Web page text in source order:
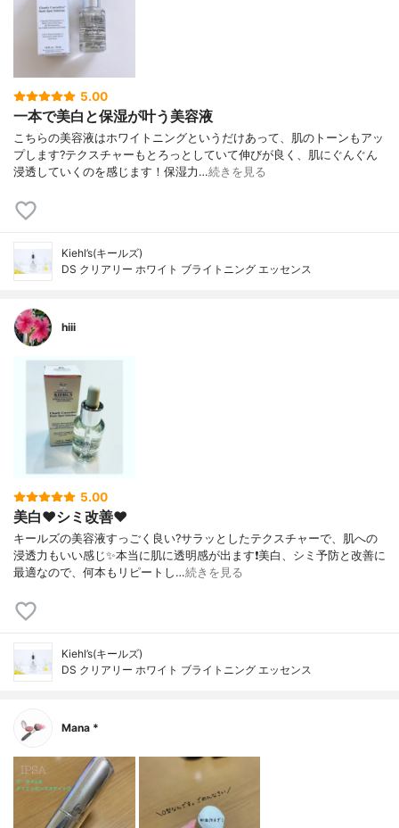
5.00
一本で美白と保湿が叶う美容液
こちらの美容液はホワイトニングというだけあって、肌のトーンもアッ
プします?テクスチャーもとろっとしていて伸びが良く、肌にぐんぐん
浸透していくのを感じます！保湿力…続きを見る
Kiehl’s(キールズ)
DS クリアリー ホワイト ブライトニング エッセンス
hiii
5.00
美白❤️シミ改善❤️
キールズの美容液すっごく良い?サラッとしたテクスチャーで、肌への
浸透力もいい感じ✨本当に肌に透明感が出ます❗️美白、シミ予防と改善に
最適なので、何本もリピートし…続きを見る
Kiehl’s(キールズ)
DS クリアリー ホワイト ブライトニング エッセンス
Mana *